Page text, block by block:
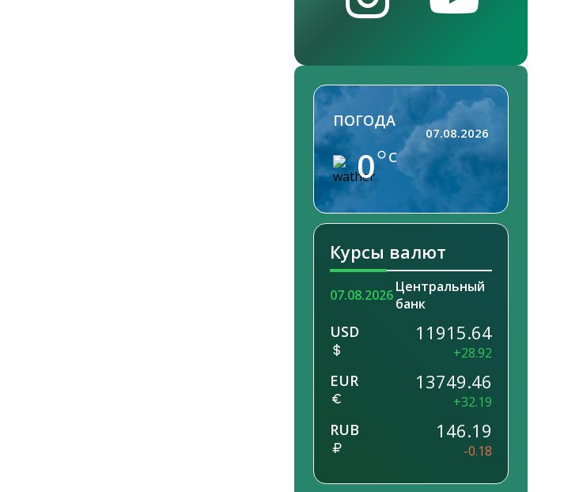
ПОГОДА
0 C
07.08.2026
Курсы валют
07.08.2026Центральный
банк
USD 11915.64
+28.92
EUR 13749.46
+32.19
RUB 146.19
-0.18